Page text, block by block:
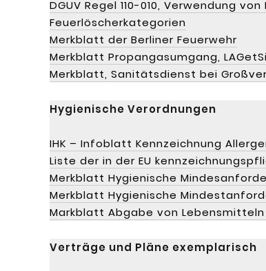
DGUV Regel 110-010, Verwendung von
Feuerlöscherkategorien
Merkblatt der Berliner Feuerwehr
Merkblatt Propangasumgang, LAGetSi
Merkblatt, Sanitätsdienst bei
Hygienische Verordnungen
IHK – Infoblatt Kennzeichnung
Liste der in der EU
Merkblatt Hygienische
Merkblatt Hygienische
Markblatt Abgabe von
Verträge und Pläne exemplarisch